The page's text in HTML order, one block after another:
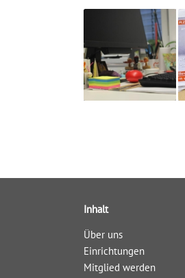
Inhalt
Über uns
Einrichtungen
Mitglied werden